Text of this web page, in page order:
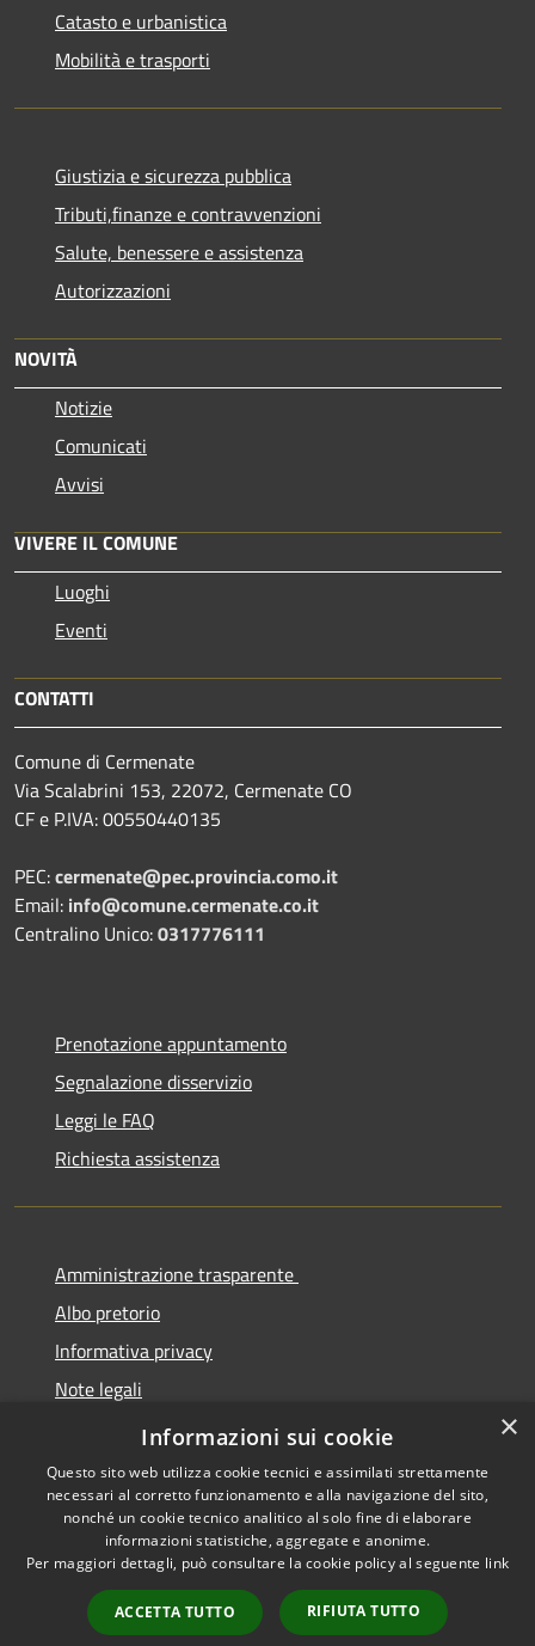
Catasto e urbanistica
Mobilità e trasporti
Giustizia e sicurezza pubblica
Tributi,finanze e contravvenzioni
Salute, benessere e assistenza
Autorizzazioni
NOVITÀ
Notizie
Comunicati
Avvisi
VIVERE IL COMUNE
Luoghi
Eventi
CONTATTI
Comune di Cermenate
Via Scalabrini 153, 22072, Cermenate CO
CF e P.IVA: 00550440135
PEC:cermenate@pec.provincia.como.it
Email: info@comune.cermenate.co.it
Centralino Unico:0317776111
Prenotazione appuntamento
Segnalazione disservizio
Leggi le FAQ
Richiesta assistenza
Amministrazione trasparente
Albo pretorio
Informativa privacy
Note legali
Dichiarazione di accessibilità
Accessibilità
Copyright © 2026 • Comune di
Cermenate • Powered by
Municipium•
Accesso
redazione
×
Informazioni sui cookie
Questo sito web utilizza cookie tecnici e assimilati strettamente
necessari al corretto funzionamento e alla navigazione del sito,
nonché un cookie tecnico analitico al solo fine di elaborare
informazioni statistiche, aggregate e anonime.
Per maggiori dettagli, può consultare la cookie policy al seguente link
ACCETTA TUTTO RIFIUTA TUTTO